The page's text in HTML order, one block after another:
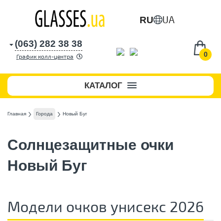
RU UA
0
(063) 282 38 38
График колл-центра
КАТАЛОГ
Главная Города Новый Буг
Солнцезащитные очки
Новый Буг
Модели очков унисекс 2026